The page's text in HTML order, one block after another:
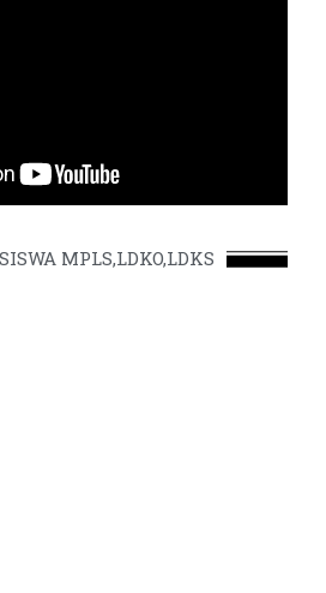
MPLS,LDKO,LDKS